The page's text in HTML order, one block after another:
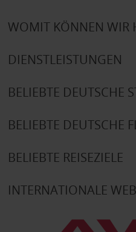
WOMIT KÖNNEN WIR
DIENSTLEISTUNGEN
BELIEBTE DEUTSCHE
BELIEBTE DEUTSCHE
BELIEBTE REISEZIELE
INTERNATIONALE